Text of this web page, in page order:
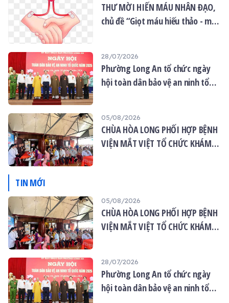
THƯ MỜI HIẾN MÁU NHÂN ĐẠO,
chủ đề “Giọt máu hiếu thảo - mùa
28/07/2026
Phường Long An tổ chức ngày
hội toàn dân bảo vệ an ninh tổ
05/08/2026
CHÙA HÒA LONG PHỐI HỢP BỆNH
VIỆN MẮT VIỆT TỔ CHỨC KHÁM
TIN MỚI
05/08/2026
CHÙA HÒA LONG PHỐI HỢP BỆNH
VIỆN MẮT VIỆT TỔ CHỨC KHÁM
28/07/2026
Phường Long An tổ chức ngày
hội toàn dân bảo vệ an ninh tổ